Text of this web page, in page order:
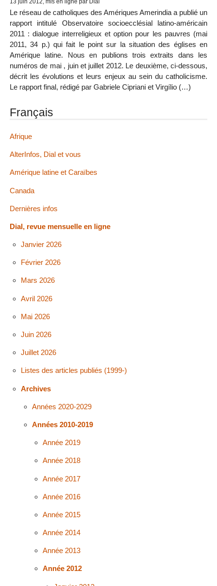
Le réseau de catholiques des Amériques Amerindia a publié un
rapport intitulé Observatoire socioecclésial latino-américain
2011 : dialogue interreligieux et option pour les pauvres (mai
2011, 34 p.) qui fait le point sur la situation des églises en
Amérique latine. Nous en publions trois extraits dans les
numéros de mai , juin et juillet 2012. Le deuxième, ci-dessous,
décrit les évolutions et leurs enjeux au sein du catholicisme.
Le rapport final, rédigé par Gabriele Cipriani et Virgílio (…)
Français
Afrique
AlterInfos, Dial et vous
Amérique latine et Caraïbes
Canada
Dernières infos
Dial, revue mensuelle en ligne
Janvier 2026
Février 2026
Mars 2026
Avril 2026
Mai 2026
Juin 2026
Juillet 2026
Listes des articles publiés (1999-)
Archives
Années 2020-2029
Années 2010-2019
Année 2019
Année 2018
Année 2017
Année 2016
Année 2015
Année 2014
Année 2013
Année 2012